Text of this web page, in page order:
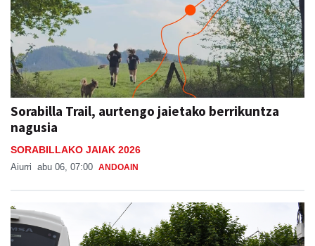
Sorabilla Trail, aurtengo jaietako berrikuntza
nagusia
SORABILLAKO JAIAK 2026
Aiurri abu 06, 07:00 ANDOAIN